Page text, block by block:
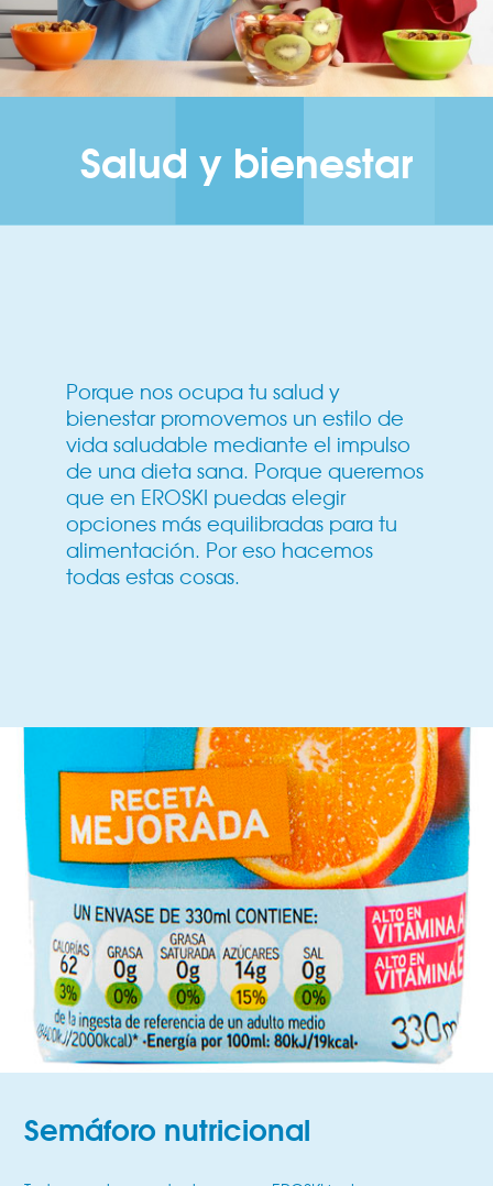
Salud y bienestar
Porque nos ocupa tu salud y
bienestar promovemos un estilo de
vida saludable mediante el impulso
de una dieta sana. Porque queremos
que en EROSKI puedas elegir
opciones más equilibradas para tu
alimentación. Por eso hacemos
todas estas cosas.
Semáforo nutricional